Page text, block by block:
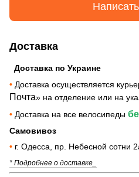
Доставка
Доставка по Украине
• Доставка осуществляется
Почта» на отделение или на
• Доставка на все велосипеды
Самовивоз
• г. Одесса, пр. Небесной сотни
* Подробнее о доставке_